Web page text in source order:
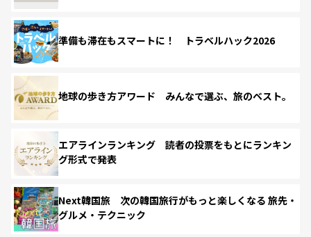
準備も滞在もスマートに！ トラベルハック2026
地球の歩き方アワード みんなで選ぶ、旅のベスト。
エアラインランキング 読者の投票をもとにランキン
グ形式で発表
Next韓国旅 次の韓国旅行がもっと楽しくなる 旅先・
グルメ・テクニック